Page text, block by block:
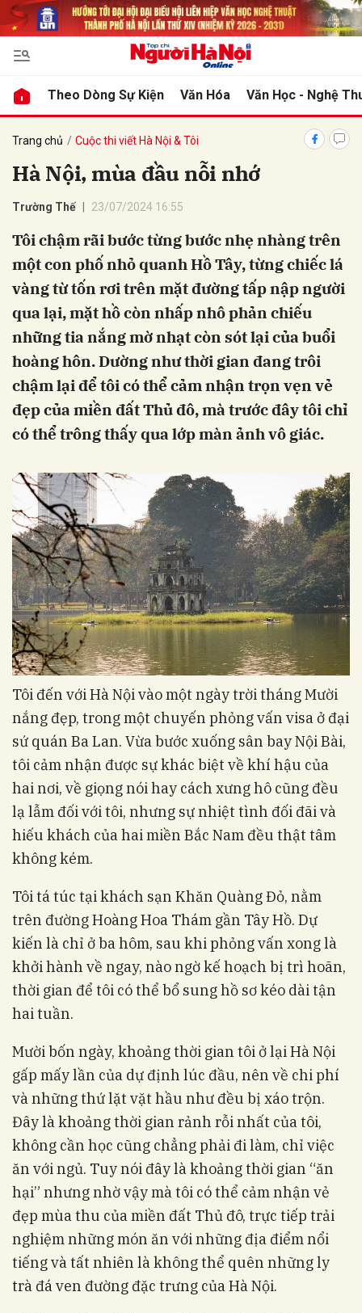
Theo Dòng Sự Kiện Văn Hóa Văn Học - Nghệ
Trang chủ Cuộc thi viết Hà Nội & Tôi
Hà Nội, mùa đầu nỗi nhớ
Trường Thế 23/07/2024 16:55
Tôi chậm rãi bước từng bước nhẹ nhàng trên
một con phố nhỏ quanh Hồ Tây, từng chiếc lá
vàng từ tốn rơi trên mặt đường tấp nập người
qua lại, mặt hồ còn nhấp nhô phản chiếu
những tia nắng mờ nhạt còn sót lại của buổi
hoàng hôn. Dường như thời gian đang trôi
chậm lại để tôi có thể cảm nhận trọn vẹn vẻ
đẹp của miền đất Thủ đô, mà trước đây tôi chỉ
có thể trông thấy qua lớp màn ảnh vô giác.
Tôi đến với Hà Nội vào một ngày trời tháng Mười
nắng đẹp, trong một chuyến phỏng vấn visa ở đại
sứ quán Ba Lan. Vừa bước xuống sân bay Nội Bài,
tôi cảm nhận được sự khác biệt về khí hậu của
hai nơi, về giọng nói hay cách xưng hô cũng đều
lạ lẫm đối với tôi, nhưng sự nhiệt tình đối đãi và
hiếu khách của hai miền Bắc Nam đều thật tâm
không kém.
Tôi tá túc tại khách sạn Khăn Quàng Đỏ, nằm
trên đường Hoàng Hoa Thám gần Tây Hồ. Dự
kiến là chỉ ở ba hôm, sau khi phỏng vấn xong là
khởi hành về ngay, nào ngờ kế hoạch bị trì hoãn,
thời gian để tôi có thể bổ sung hồ sơ kéo dài tận
hai tuần.
Mười bốn ngày, khoảng thời gian tôi ở lại Hà Nội
gấp mấy lần của dự định lúc đầu, nên về chi phí
và những thứ lặt vặt hầu như đều bị xáo trộn.
Đây là khoảng thời gian rảnh rỗi nhất của tôi,
không cần học cũng chẳng phải đi làm, chỉ việc
ăn với ngủ. Tuy nói đây là khoảng thời gian “ăn
hại” nhưng nhờ vậy mà tôi có thể cảm nhận vẻ
đẹp mùa thu của miền đất Thủ đô, trực tiếp trải
nghiệm những món ăn với những địa điểm nổi
tiếng và tất nhiên là không thể quên những ly
trà đá ven đường đặc trưng của Hà Nội.
luận
Hủy